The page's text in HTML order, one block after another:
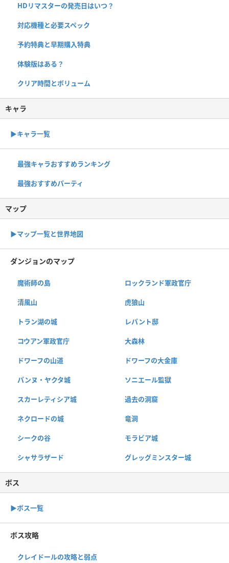
HDリマスターの発売日はいつ？
対応機種と必要スペック
予約特典と早期購入特典
体験版はある？
クリア時間とボリューム
キャラ
▶︎キャラ一覧
最強キャラおすすめランキング
最強おすすめパーティ
マップ
▶︎マップ一覧と世界地図
ダンジョンのマップ
魔術師の島 ロックランド軍政官庁
清風山 虎狼山
トラン湖の城 レパント邸
コウアン軍政官庁 大森林
ドワーフの山道 ドワーフの大金庫
パンヌ・ヤクタ城 ソニエール監獄
スカーレティシア城 過去の洞窟
ネクロードの城 竜洞
シークの谷 モラビア城
シャサラザード グレッグミンスター城
ボス
▶︎ボス一覧
ボス攻略
クレイドールの攻略と弱点